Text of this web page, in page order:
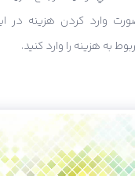
وارد کردن هزينه در
به هزينه را وارد کنيد.